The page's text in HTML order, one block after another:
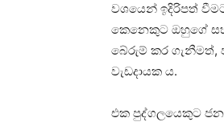
වශයෙන් ඉදිරිපත්
කෙනෙකුට ඔහුගේ
බේරුම් කර ගැනීමත්,
වැඩදායක ය.
එක පුද්ගලයෙකුට